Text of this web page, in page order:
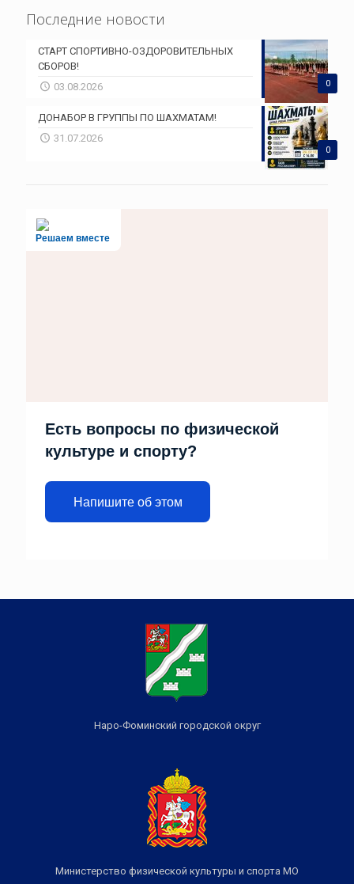
Последние новости
0
СТАРТ СПОРТИВНО-ОЗДОРОВИТЕЛЬНЫХ
СБОРОВ!
03.08.2026
0
ДОНАБОР В ГРУППЫ ПО ШАХМАТАМ!
31.07.2026
Решаем вместе
Есть вопросы по физической
культуре и спорту?
Напишите об этом
Наро-Фоминский городской округ
Министерство физической культуры и спорта МО